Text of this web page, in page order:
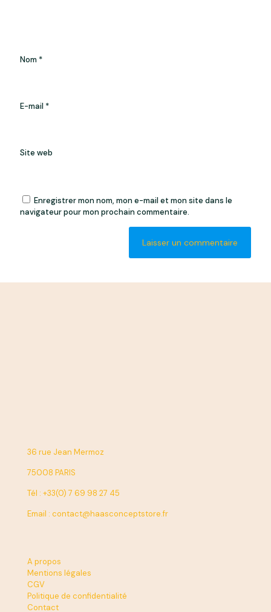
Nom *
E-mail *
Site web
Enregistrer mon nom, mon e-mail et mon site dans le
navigateur pour mon prochain commentaire.
36 rue Jean Mermoz
75008 PARIS
Tél : +33(0) 7 69 98 27 45
Email : contact@haasconceptstore.fr
A propos
Mentions légales
CGV
Politique de confidentialité
Contact